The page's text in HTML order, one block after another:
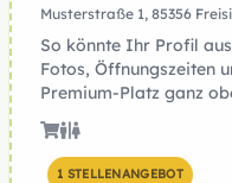
Musterstraße 1, 85356
So könnte Ihr Profil
Fotos, Öffnungszeiten
Premium-Platz ganz
1 STELLENANGEBOT